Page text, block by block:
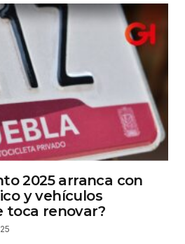
2025 arranca con
y vehículos
toca renovar?